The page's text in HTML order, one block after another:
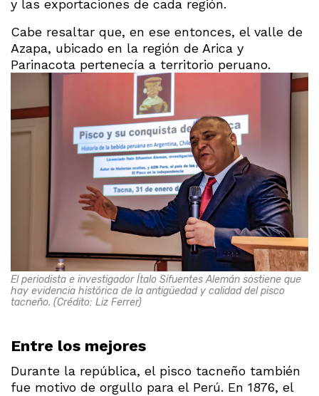
y las exportaciones de cada región.
Cabe resaltar que, en ese entonces, el valle de
Azapa, ubicado en la región de Arica y
Parinacota pertenecía a territorio peruano.
El periodista e investigador Ítalo Sifuentes Alemán sostiene que
hay evidencia histórica de la antigüedad y calidad del pisco
tacneño. (Crédito: Liz Ferrer)
Entre los mejores
Durante la república, el pisco tacneño también
fue motivo de orgullo para el Perú. En 1876, el